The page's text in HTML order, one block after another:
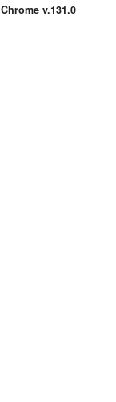
Chrome v.131.0